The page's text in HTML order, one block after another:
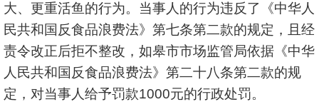
大、更重活鱼的行为。当事人的行为违反了《中华人
民共和国反食品浪费法》第七条第二款的规定，且经
责令改正后拒不整改，如皋市市场监管局依据《中华
人民共和国反食品浪费法》第二十八条第二款的规
定，对当事人给予罚款1000元的行政处罚。